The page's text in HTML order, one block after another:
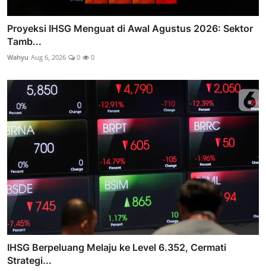
Proyeksi IHSG Menguat di Awal Agustus 2026: Sektor
Tamb...
Wahyu Aug 6, 2026 0 0
IHSG Berpeluang Melaju ke Level 6.352, Cermati
Strategi...